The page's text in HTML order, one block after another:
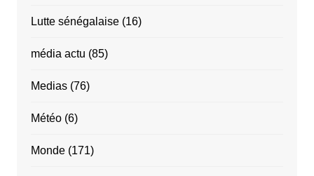
Lutte sénégalaise(16)
média actu (85)
Medias(76)
Météo(6)
Monde(171)